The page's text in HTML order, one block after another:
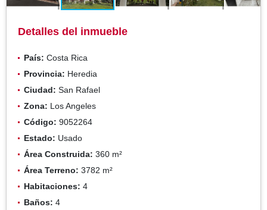
Detalles del inmueble
País: Costa Rica
Provincia: Heredia
Ciudad: San Rafael
Zona: Los Angeles
Código: 9052264
Estado: Usado
Área Construida: 360 m²
Área Terreno: 3782 m²
Habitaciones: 4
Baños: 4